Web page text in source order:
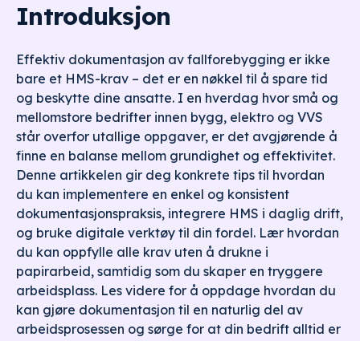
Introduksjon
Effektiv dokumentasjon av fallforebygging er ikke
bare et HMS-krav – det er en nøkkel til å spare tid
og beskytte dine ansatte. I en hverdag hvor små og
mellomstore bedrifter innen bygg, elektro og VVS
står overfor utallige oppgaver, er det avgjørende å
finne en balanse mellom grundighet og effektivitet.
Denne artikkelen gir deg konkrete tips til hvordan
du kan implementere en enkel og konsistent
dokumentasjonspraksis, integrere HMS i daglig drift,
og bruke digitale verktøy til din fordel. Lær hvordan
du kan oppfylle alle krav uten å drukne i
papirarbeid, samtidig som du skaper en tryggere
arbeidsplass. Les videre for å oppdage hvordan du
kan gjøre dokumentasjon til en naturlig del av
arbeidsprosessen og sørge for at din bedrift alltid er